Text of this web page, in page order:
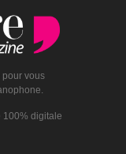
pour vous
100% digitale